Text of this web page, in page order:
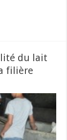
du lait
filière